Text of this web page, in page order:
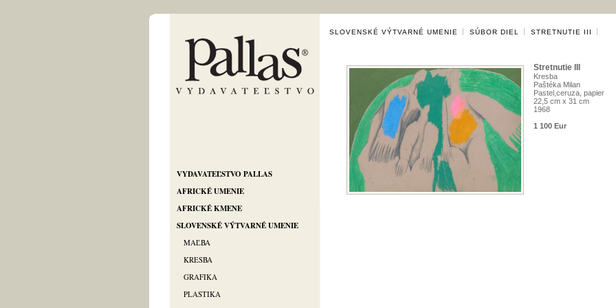
VYDAVATEĽSTVO PALLAS
AFRICKÉ UMENIE
AFRICKÉ KMENE
SLOVENSKÉ VÝTVARNÉ UMENIE
MAĽBA
KRESBA
GRAFIKA
PLASTIKA
SLOVENSKÉ VÝTVARNÉ UMENIE SÚBOR DIEL STRETNUTIE III
Stretnutie III
Kresba
Paštéka Milan
Pastel,ceruza, papier
22,5 cm x 31 cm
1968
1 100 Eur